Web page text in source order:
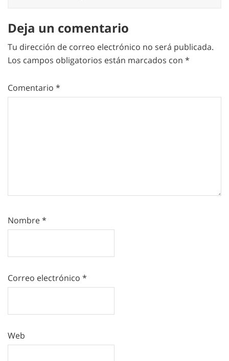
Deja un comentario
Tu dirección de correo electrónico no será publicada.
Los campos obligatorios están marcados con *
Comentario *
Nombre*
Correo electrónico *
Web